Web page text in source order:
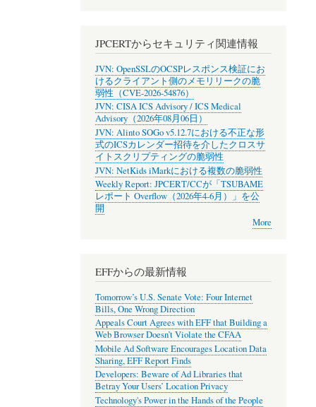
JPCERTからセキュリティ関連情報
JVN: OpenSSLのOCSPレスポンス検証にお
けるクライアント側のメモリリークの脆
弱性（CVE-2026-54876）
JVN: CISA ICS Advisory / ICS Medical
Advisory（2026年08月06日）
JVN: Alinto SOGo v5.12.7における不正な形
式のICSカレンダー招待を介したクロスサ
イトスクリプティングの脆弱性
JVN: NetKids iMarkにおける複数の脆弱性
Weekly Report: JPCERT/CCが「TSUBAME
レポート Overflow（2026年4-6月）」を公
開
More
EFFからの最新情報
Tomorrow’s U.S. Senate Vote: Four Internet
Bills, One Wrong Direction
Appeals Court Agrees with EFF that Building a
Web Browser Doesn’t Violate the CFAA
Mobile Ad Software Encourages Location Data
Sharing, EFF Report Finds
Developers: Beware of Ad Libraries that
Betray Your Users’ Location Privacy
Technology's Power in the Hands of the People